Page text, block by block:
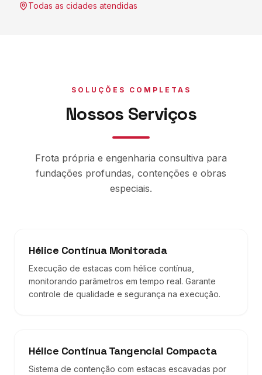
Todas as cidades atendidas
SOLUÇÕES COMPLETAS
Nossos Serviços
Frota própria e engenharia consultiva para
fundações profundas, contenções e obras
especiais.
Hélice Contínua Monitorada
Execução de estacas com hélice contínua,
monitorando parâmetros em tempo real. Garante
controle de qualidade e segurança na execução.
Hélice Contínua Tangencial Compacta
Sistema de contenção com estacas escavadas por